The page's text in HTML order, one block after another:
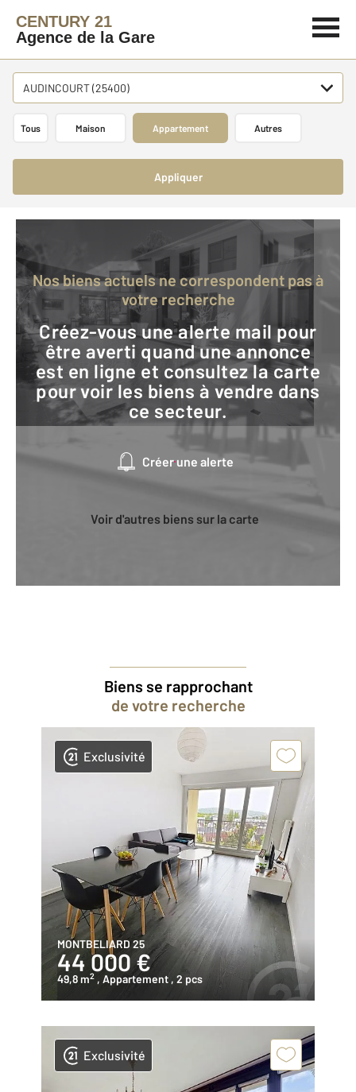
CENTURY 21
Agence de la Gare
AUDINCOURT (25400)
Tous Maison Appartement Autres
Appliquer
Nos biens actuels ne correspondent pas à
votre recherche
Créez-vous une alerte mail pour
être averti quand une annonce
est en ligne et consultez la carte
pour voir les biens à vendre dans
ce secteur.
Créer une alerte
Voir d'autres biens sur la carte
Biens se rapprochant
de votre recherche
Exclusivité
MONTBELIARD 25
44 000 €
49,8 m2 , Appartement , 2 pcs
Exclusivité